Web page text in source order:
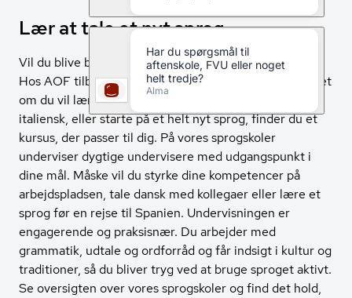
Lær at tale et nyt sprog
Vil du blive bedre til at forstå og tale et andet sprog?
Hos AOF tilbyder vi sprogskole for alle niveauer. Uanset
om du vil lære dansk, forbedre dit engelsk eller
italiensk, eller starte på et helt nyt sprog, finder du et
kursus, der passer til dig. På vores sprogskoler
underviser dygtige undervisere med udgangspunkt i
dine mål. Måske vil du styrke dine kompetencer på
arbejdspladsen, tale dansk med kollegaer eller lære et
sprog før en rejse til Spanien. Undervisningen er
engagerende og praksisnær. Du arbejder med
grammatik, udtale og ordforråd og får indsigt i kultur og
traditioner, så du bliver tryg ved at bruge sproget aktivt.
Se oversigten over vores sprogskoler og find det hold,